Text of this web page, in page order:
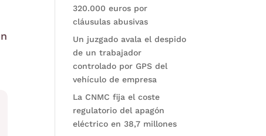
320.000 euros por
cláusulas abusivas
Un juzgado avala el despido
de un trabajador
controlado por GPS del
vehículo de empresa
La CNMC fija el coste
regulatorio del apagón
eléctrico en 38,7 millones